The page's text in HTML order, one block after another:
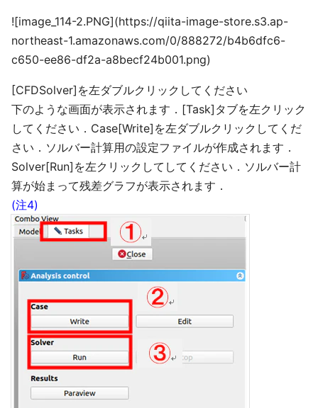
![image_114-2.PNG](https://qiita-image-store.s3.ap-
northeast-1.amazonaws.com/0/888272/b4b6dfc6-
c650-ee86-df2a-a8becf24b001.png)
[CFDSolver]を左ダブルクリックしてください
下のような画面が表示されます．[Task]タブを左クリック
してください．Case[Write]を左ダブルクリックしてくだ
さい．ソルバー計算用の設定ファイルが作成されます．
Solver[Run]を左クリックしてしてください．ソルバー計
算が始まって残差グラフが表示されます．
(注4)